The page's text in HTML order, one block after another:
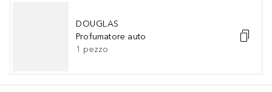
DOUGLAS
Profumatore auto
1 pezzo